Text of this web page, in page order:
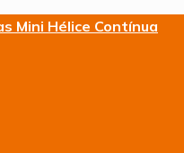
Mini Hélice Contínua